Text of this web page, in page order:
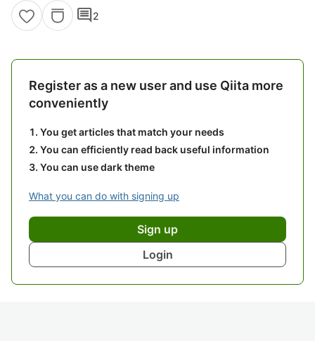
comment2
Register as a new user and use Qiita more
conveniently
You get articles that match your needs
You can efficiently read back useful information
You can use dark theme
What you can do with signing up
Sign up
Login